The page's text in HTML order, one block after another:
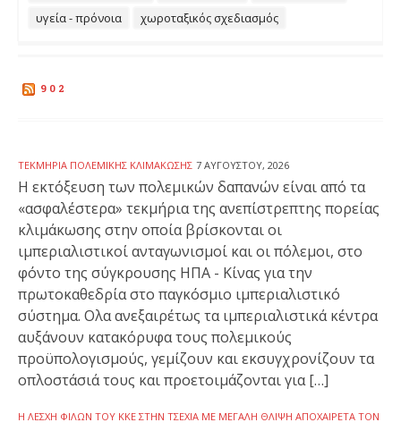
υγεία - πρόνοια χωροταξικός σχεδιασμός
902
ΤΕΚΜΉΡΙΑ ΠΟΛΕΜΙΚΉΣ ΚΛΙΜΆΚΩΣΗΣ 7 ΑΥΓΟΎΣΤΟΥ, 2026
Η εκτόξευση των πολεμικών δαπανών είναι από τα
«ασφαλέστερα» τεκμήρια της ανεπίστρεπτης πορείας
κλιμάκωσης στην οποία βρίσκονται οι
ιμπεριαλιστικοί ανταγωνισμοί και οι πόλεμοι, στο
φόντο της σύγκρουσης ΗΠΑ - Κίνας για την
πρωτοκαθεδρία στο παγκόσμιο ιμπεριαλιστικό
σύστημα. Ολα ανεξαιρέτως τα ιμπεριαλιστικά κέντρα
αυξάνουν κατακόρυφα τους πολεμικούς
προϋπολογισμούς, γεμίζουν και εκσυγχρονίζουν τα
οπλοστάσιά τους και προετοιμάζονται για […]
Η ΛΈΣΧΗ ΦΊΛΩΝ ΤΟΥ ΚΚΕ ΣΤΗΝ ΤΣΕΧΊΑ ΜΕ ΜΕΓΆΛΗ ΘΛΊΨΗ ΑΠΟΧΑΙΡΕΤΆ ΤΟΝ